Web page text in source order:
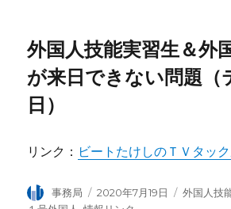
外国人技能実習生＆外
が来日できない問題（
日）
リンク： ビートたけしのＴＶタッ
投
事務局
投
2020年7月19日
カ
外国人技